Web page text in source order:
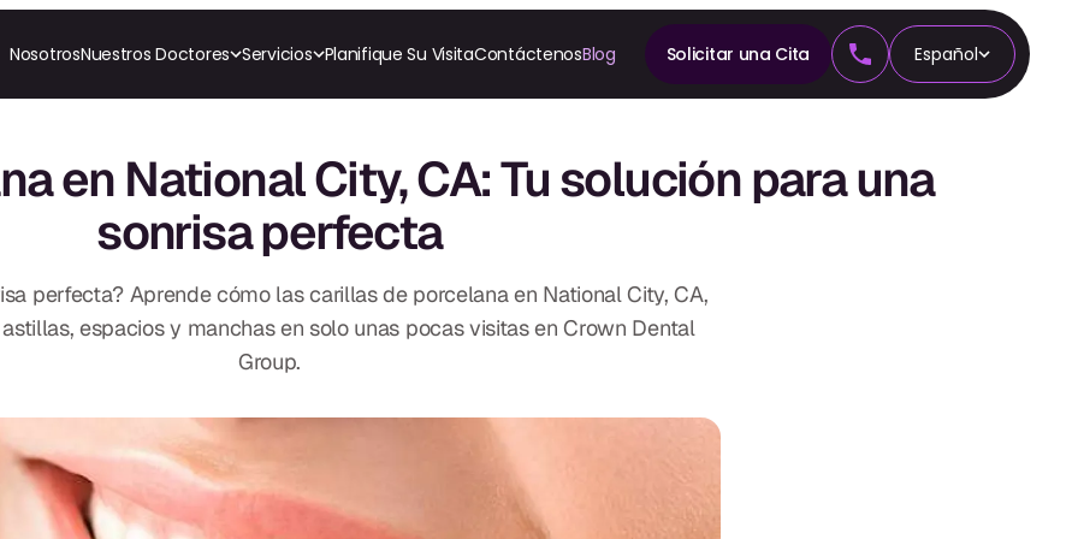
NosotrosNuestros Doctores Servicios
All-on-6
Coronas y Fundas
Empastes Dentales
Dentaduras
Dentaduras en el Mismo
Día
Implantes el Mismo Día
Carillas
CBCT
Impresiones Digitales
Ortodoncia
Planifique Su VisitaContáctenosBlog Solicitar una Cita Español
en National City, CA: Tu solución para una
sonrisa perfecta
perfecta? Aprende cómo las carillas de porcelana en National City, CA,
espacios y manchas en solo unas pocas visitas en Crown Dental
Group.